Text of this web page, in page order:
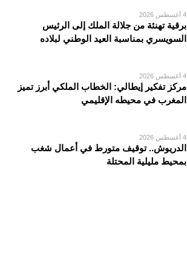
4 أغسطس 2026
برقية تهنئة من جلالة الملك إلى الرئيس
السويسري بمناسبة العيد الوطني لبلاده
4 أغسطس 2026
مركز تفكير إيطالي: الخطاب الملكي أبرز تميز
المغرب في محيطه الإقليمي
4 أغسطس 2026
الدريوش.. توقيف متورط في أعمال شغب
بمحيط مليلية المحتلة